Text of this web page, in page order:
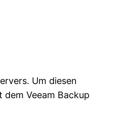
Um diesen
Veeam Backup